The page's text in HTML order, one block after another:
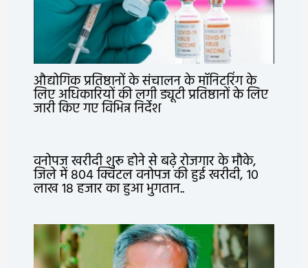
औद्योगिक प्रतिष्ठानों के संचालन के मॉनिटरिंग के
लिए अधिकारियों की लगी ड्यूटी प्रतिष्ठानों के लिए
जारी किए गए विभिन्न निर्देश
वनोपज खरीदी शुरू होने से बढ़े रोजगार के मौके,
जिले में 804 क्विंटल वनोपज की हुई खरीदी, 10
लाख 18 हजार का हुआ भुगतान..